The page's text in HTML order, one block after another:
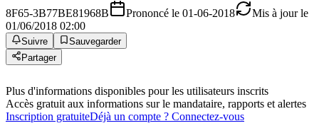
8F65-3B77BE81968B
Prononcé le 01-06-2018
Mis à jour le
01/06/2018 02:00
Suivre
Sauvegarder
Partager
Plus d'informations disponibles pour les utilisateurs inscrits
Accès gratuit aux informations sur le mandataire, rapports et alertes
Inscription gratuiteDéjà un compte ? Connectez-vous